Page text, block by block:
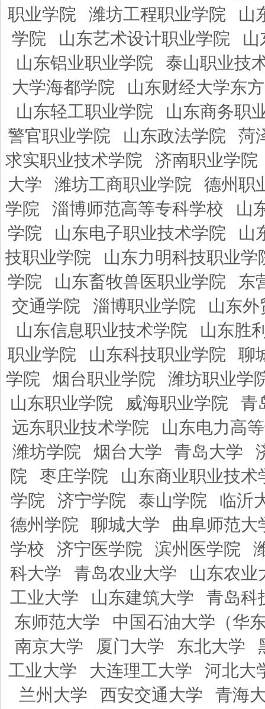
职业学院
潍坊工程职业学院
山
学院
山东艺术设计职业学院
山
山东铝业职业学院
泰山职业技
大学海都学院
山东财经大学东
山东轻工职业学院
山东商务职
警官职业学院
山东政法学院
菏
求实职业技术学院
济南职业学院
大学
潍坊工商职业学院
德州职
学院
淄博师范高等专科学校
山
学院
山东电子职业技术学院
山
技职业学院
山东力明科技职业学
学院
山东畜牧兽医职业学院
东
交通学院
淄博职业学院
山东外
山东信息职业技术学院
山东胜
职业学院
山东科技职业学院
聊
学院
烟台职业学院
潍坊职业学
山东职业学院
威海职业学院
青
远东职业技术学院
山东电力高
潍坊学院
烟台大学 青岛大学
院
枣庄学院
山东商业职业技术
学院
济宁学院 泰山学院
临沂
德州学院
聊城大学
曲阜师范大
学校
济宁医学院 滨州医学院
科大学
青岛农业大学
山东农业
工业大学
山东建筑大学
青岛科
东师范大学
中国石油大学（华
南京大学
厦门大学 东北大学
工业大学
大连理工大学
河北大
兰州大学
西安交通大学
青海